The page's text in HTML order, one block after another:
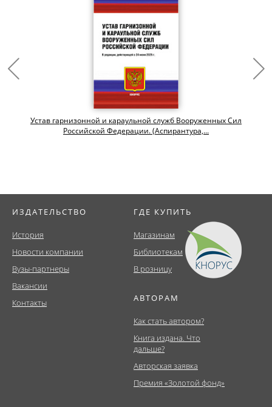
Устав гарнизонной и караульной служб Вооруженных Сил
Российской Федерации. (Аспирантура,...
ИЗДАТЕЛЬСТВО
История
Новости компании
Вузы-партнеры
Вакансии
Контакты
ГДЕ КУПИТЬ
Магазинам
Библиотекам
В розницу
АВТОРАМ
Как стать автором?
Книга издана. Что
дальше?
Авторская заявка
Премия «Золотой фонд»